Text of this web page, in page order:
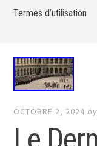
Termes d’utilisation
OCTOBRE 2, 2024